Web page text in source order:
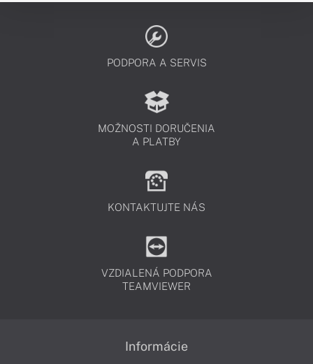
PODPORA A SERVIS
MOŽNOSTI DORUČENIA
A PLATBY
KONTAKTUJTE NÁS
VZDIALENÁ PODPORA
TEAMVIEWER
Informácie